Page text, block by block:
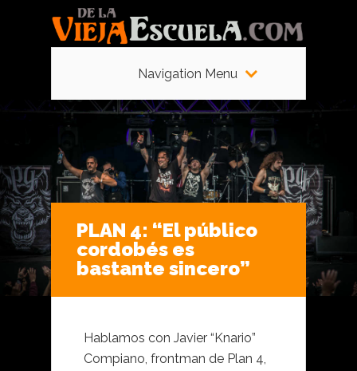
Navigation Menu
PLAN 4: “El público
cordobés es
bastante sincero”
Hablamos con Javier “Knario”
Compiano, frontman de Plan 4,